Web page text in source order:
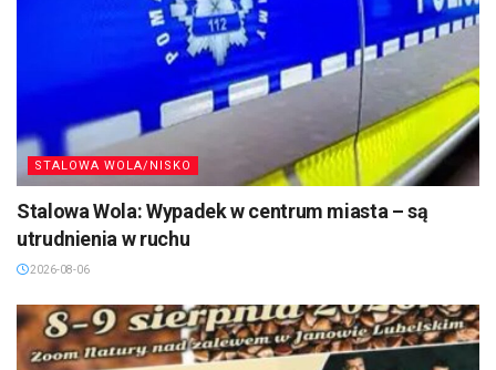
STALOWA WOLA/NISKO
Stalowa Wola: Wypadek w centrum miasta – są
utrudnienia w ruchu
2026-08-06